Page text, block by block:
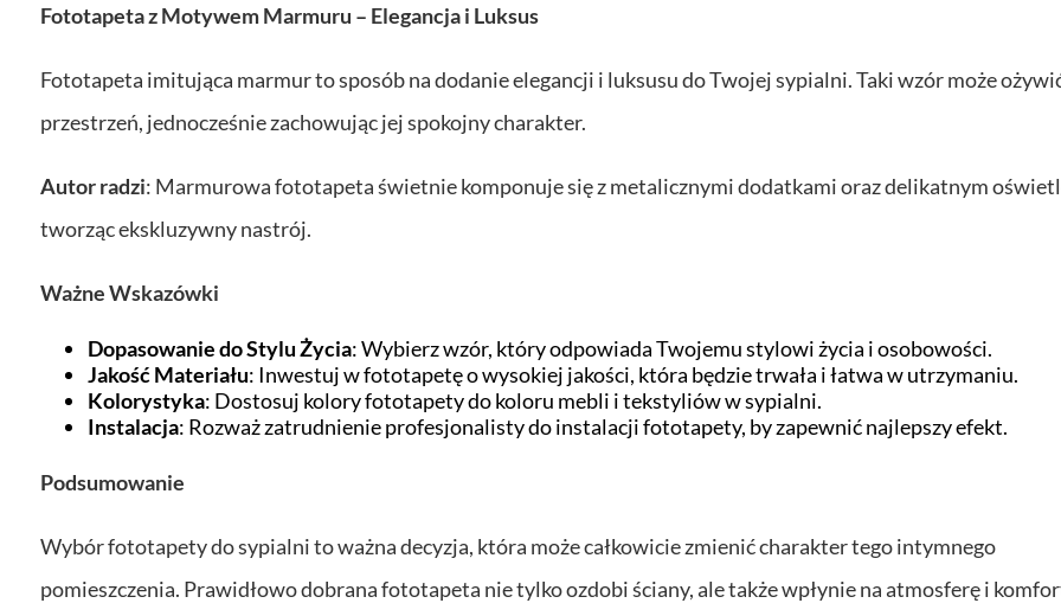
Fototapeta z Motywem Marmuru – Elegancja i Luksus
Fototapeta imitująca marmur to sposób na dodanie elegancji i luksusu do Twojej sypialni. Taki wzór może
przestrzeń, jednocześnie zachowując jej spokojny charakter.
Autor radzi: Marmurowa fototapeta świetnie komponuje się z metalicznymi dodatkami oraz delikatnym
tworząc ekskluzywny nastrój.
Ważne Wskazówki
Dopasowanie do Stylu Życia: Wybierz wzór, który odpowiada Twojemu stylowi życia i osobowości.
Jakość Materiału: Inwestuj w fototapetę o wysokiej jakości, która będzie trwała i łatwa w utrzymaniu.
Kolorystyka: Dostosuj kolory fototapety do koloru mebli i tekstyliów w sypialni.
Instalacja: Rozważ zatrudnienie profesjonalisty do instalacji fototapety, by zapewnić najlepszy efekt.
Podsumowanie
Wybór fototapety do sypialni to ważna decyzja, która może całkowicie zmienić charakter tego intymnego
pomieszczenia. Prawidłowo dobrana fototapeta nie tylko ozdobi ściany, ale także wpłynie na atmosferę i